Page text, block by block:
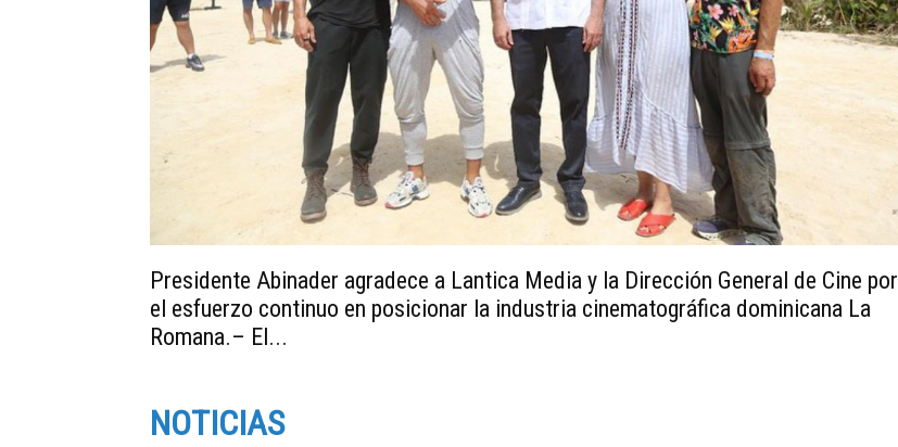
Presidente Abinader agradece a Lantica Media y la Dirección General de Cine por
el esfuerzo continuo en posicionar la industria cinematográfica dominicana La
Romana.– El...
NOTICIAS